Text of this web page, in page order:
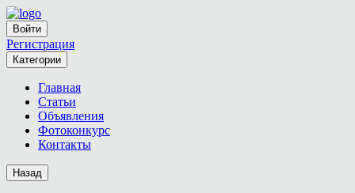
Войти
Регистрация
Категории
Главная
Статьи
Объявления
Фотоконкурс
Контакты
Назад